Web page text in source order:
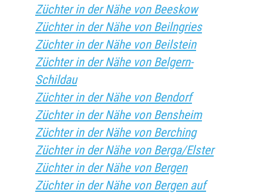
Züchter in der Nähe von Beeskow
Züchter in der Nähe von Beilngries
Züchter in der Nähe von Beilstein
Züchter in der Nähe von Belgern-
Schildau
Züchter in der Nähe von Bendorf
Züchter in der Nähe von Bensheim
Züchter in der Nähe von Berching
Züchter in der Nähe von Berga/Elster
Züchter in der Nähe von Bergen
Züchter in der Nähe von Bergen auf